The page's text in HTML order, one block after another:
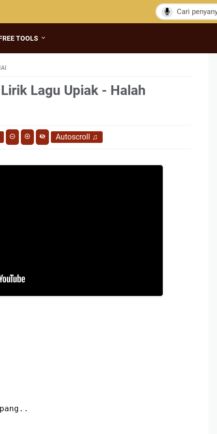
TOOLS
Lagu Upiak - Halah
Autoscroll ♫